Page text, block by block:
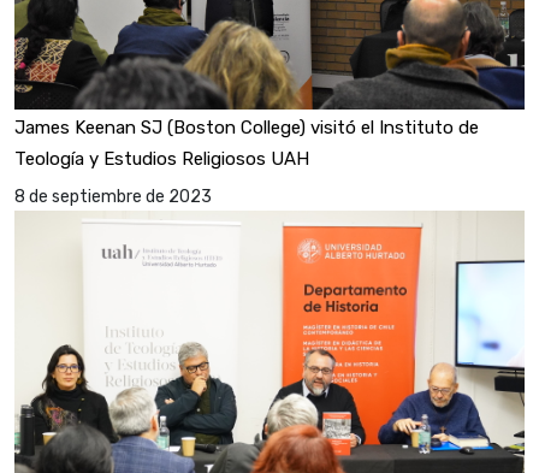
James Keenan SJ (Boston College) visitó el Instituto de
Teología y Estudios Religiosos UAH
8 de septiembre de 2023